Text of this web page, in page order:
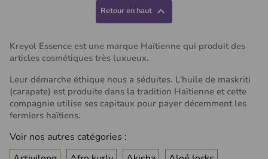
Retour en haut 
Kreyol Essence est une marque Haïtienne qui produit des
articles cosmétiques très luxueux.
Leur démarche éthique nous a séduites. L'huile de maskriti
(carapate) est produite dans la tradition Haïtienne et cette
compagnie utilise ses capitaux pour payer décemment les
fermiers haïtiens.
Voir nos autres catégories :